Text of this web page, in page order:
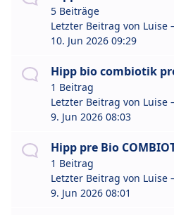
5 Beiträge
Letzter Beitrag von Luise
10. Jun 2026 09:29
Hipp bio combiotik
1 Beitrag
Letzter Beitrag von Luise
9. Jun 2026 08:03
Hipp pre Bio
1 Beitrag
Letzter Beitrag von Luise
9. Jun 2026 08:01